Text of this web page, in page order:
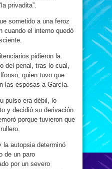
privadita”.
sometido a una feroz
cuando el interno quedó
pidieron la
del penal, tras lo cual,
quien tuvo que
las esposas a García.
pulso era débil, lo
y decidió su derivación
porque tuvieron que
la autopsia determinó
de un paro
por un severo